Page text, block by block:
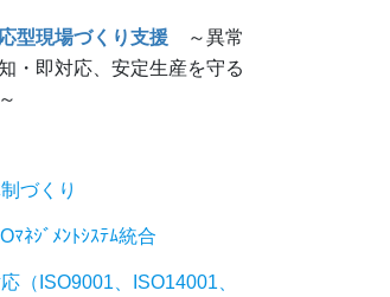
型現場づくり支援 ～異常
・即対応、安定生産を守る
づくり
ﾏﾈｼﾞﾒﾝﾄｼｽﾃﾑ統合
（ISO9001、ISO14001、